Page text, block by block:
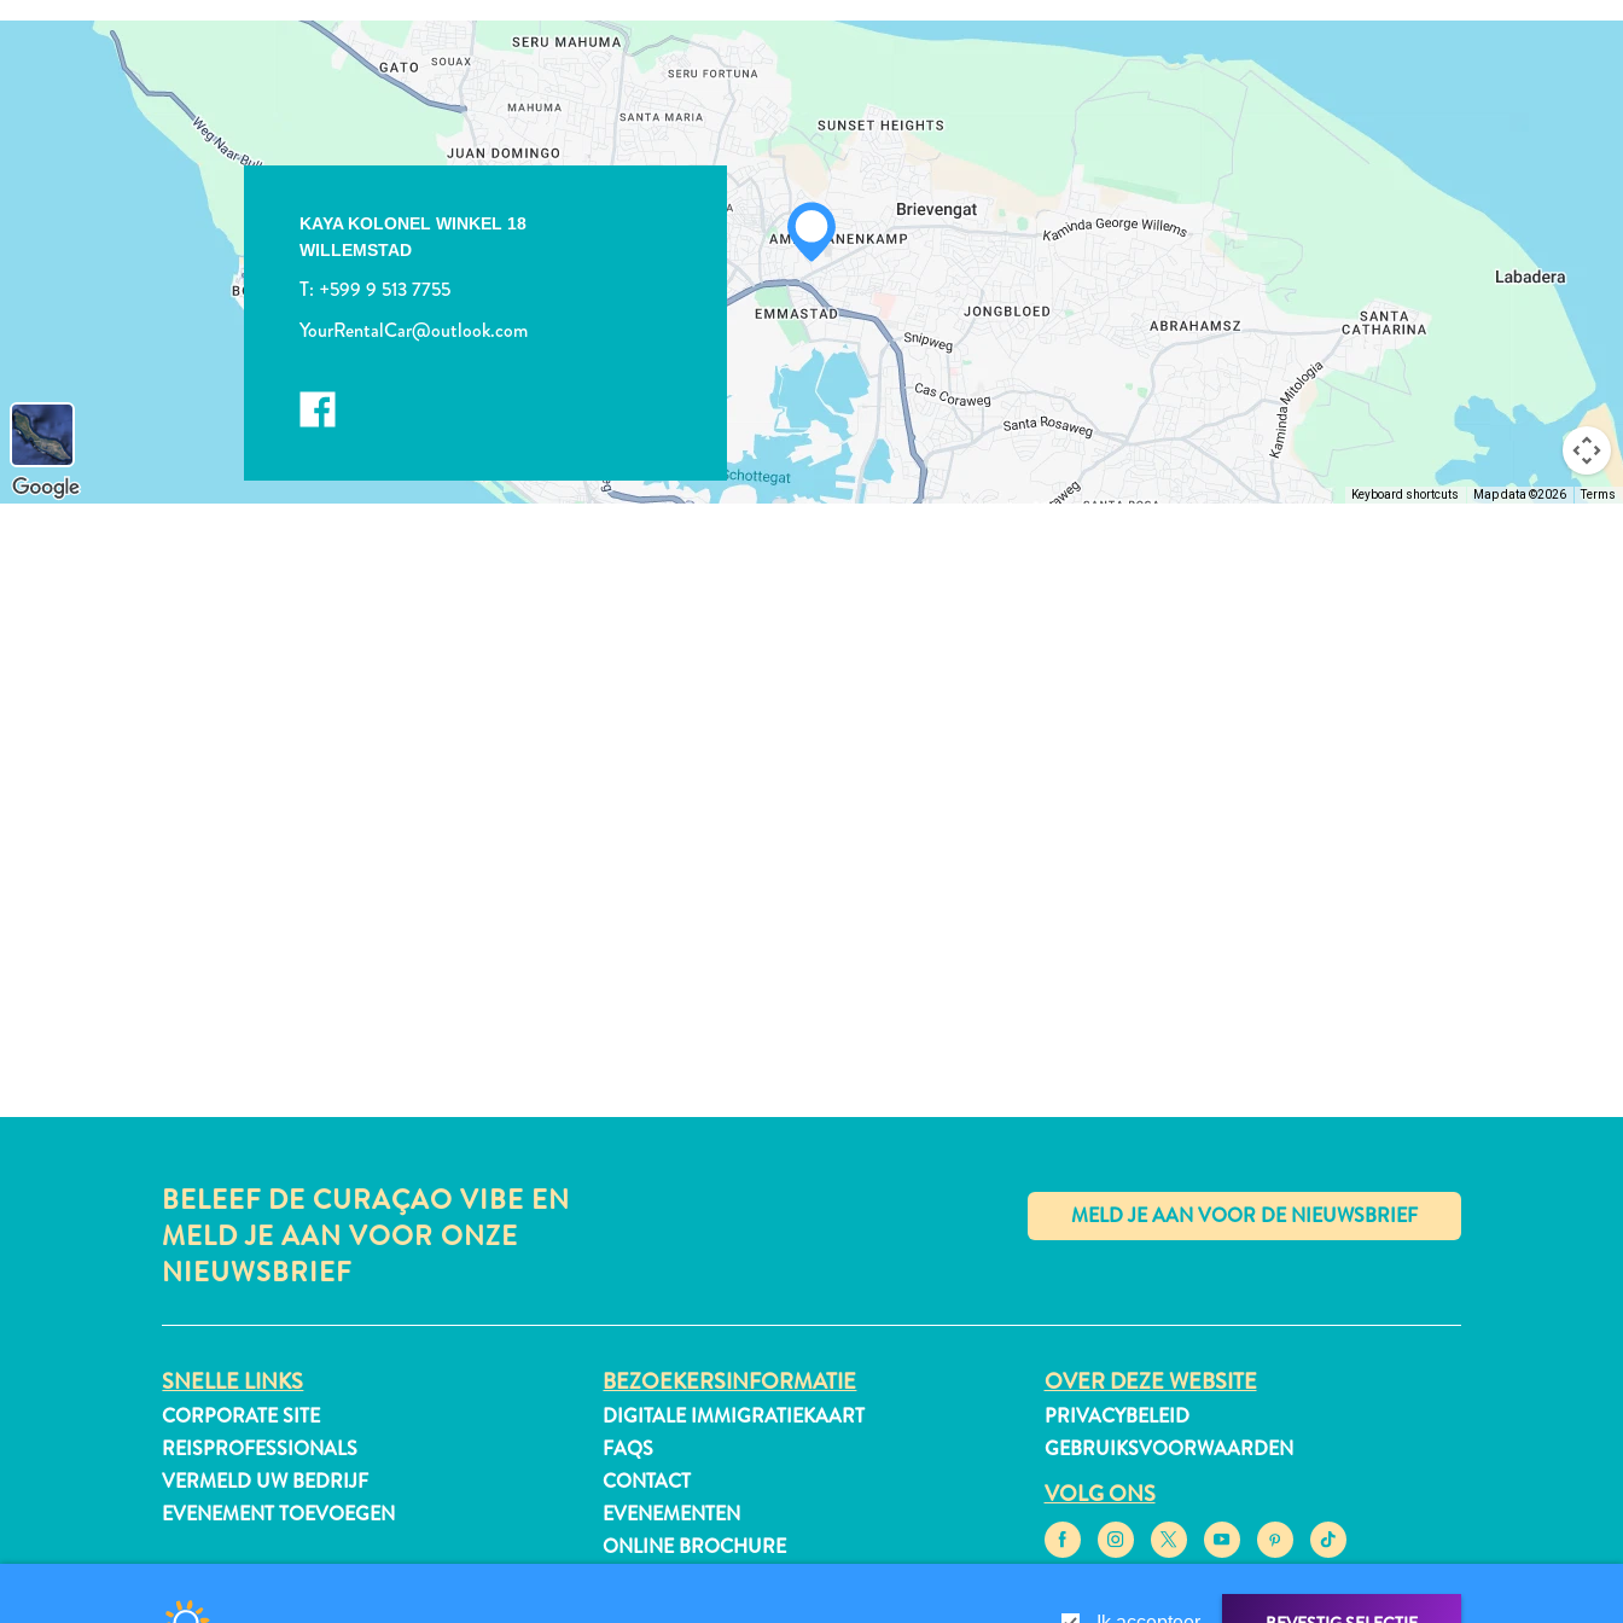
WHATSAPP
KAYA KOLONEL WINKEL 18
WILLEMSTAD
T: +599 9 513 7755
YourRentalCar@outlook.com
Keyboard shortcuts Map data ©2026 Terms
BELEEF DE CURAÇAO VIBE EN
MELD JE AAN VOOR ONZE
NIEUWSBRIEF
✕
SNELLE LINKS
CORPORATE SITE
REISPROFESSIONALS
VERMELD UW BEDRIJF
EVENEMENT TOEVOEGEN
BEZOEKERSINFORMATIE
DIGITALE IMMIGRATIEKAART
FAQS
CONTACT
EVENEMENTEN
ONLINE BROCHURE
OVER DEZE WEBSITE
PRIVACYBELEID
GEBRUIKSVOORWAARDEN
VOLG ONS